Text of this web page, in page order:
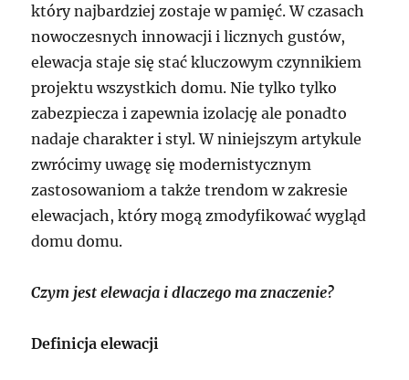
który najbardziej zostaje w pamięć. W czasach
nowoczesnych innowacji i licznych gustów,
elewacja staje się stać kluczowym czynnikiem
projektu wszystkich domu. Nie tylko tylko
zabezpiecza i zapewnia izolację ale ponadto
nadaje charakter i styl. W niniejszym artykule
zwrócimy uwagę się modernistycznym
zastosowaniom a także trendom w zakresie
elewacjach, który mogą zmodyfikować wygląd
domu domu.
Czym jest elewacja i dlaczego ma znaczenie?
Definicja elewacji